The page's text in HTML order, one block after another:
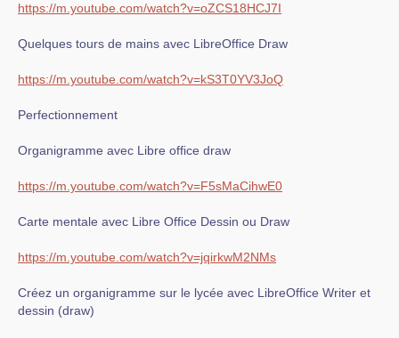
https://m.youtube.com/watch?v=oZCS18HCJ7I
Quelques tours de mains avec LibreOffice Draw
https://m.youtube.com/watch?v=kS3T0YV3JoQ
Perfectionnement
Organigramme avec Libre office draw
https://m.youtube.com/watch?v=F5sMaCihwE0
Carte mentale avec Libre Office Dessin ou Draw
https://m.youtube.com/watch?v=jqirkwM2NMs
Créez un organigramme sur le lycée avec LibreOffice Writer et
dessin (draw)